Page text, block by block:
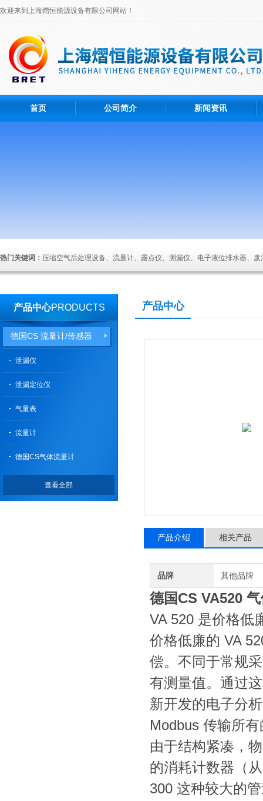
欢迎来到上海熠恒能源设备有限公司网站！
首页 公司简介 新闻资讯
热门关键词： 压缩空气后处理设备、流量计、露点仪、测漏仪、电子液位排水器、
产品中心PRODUCTS
德国CS 流量计/传感器
泄漏仪
泄漏定位仪
气量表
流量计
德国CS气体流量计
查看全部
产品中心
产品介绍 相关产品
品牌 其他品牌
德国CS VA520
VA 520 是价格低
价格低廉的 VA
偿。不同于常规
有测量值。通过
新开发的电子分
Modbus 传输所
由于结构紧凑，
的消耗计数器（
300 这种较大的